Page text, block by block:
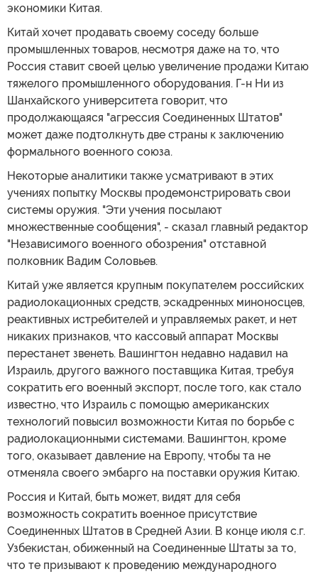
экономики Китая.
Китай хочет продавать своему соседу больше
промышленных товаров, несмотря даже на то, что
Россия ставит своей целью увеличение продажи Китаю
тяжелого промышленного оборудования. Г-н Ни из
Шанхайского университета говорит, что
продолжающаяся "агрессия Соединенных Штатов"
может даже подтолкнуть две страны к заключению
формального военного союза.
Некоторые аналитики также усматривают в этих
учениях попытку Москвы продемонстрировать свои
системы оружия. "Эти учения посылают
множественные сообщения", - сказал главный редактор
"Независимого военного обозрения" отставной
полковник Вадим Соловьев.
Китай уже является крупным покупателем российских
радиолокационных средств, эскадренных миноносцев,
реактивных истребителей и управляемых ракет, и нет
никаких признаков, что кассовый аппарат Москвы
перестанет звенеть. Вашингтон недавно надавил на
Израиль, другого важного поставщика Китая, требуя
сократить его военный экспорт, после того, как стало
известно, что Израиль с помощью американских
технологий повысил возможности Китая по борьбе с
радиолокационными системами. Вашингтон, кроме
того, оказывает давление на Европу, чтобы та не
отменяла своего эмбарго на поставки оружия Китаю.
Россия и Китай, быть может, видят для себя
возможность сократить военное присутствие
Соединенных Штатов в Средней Азии. В конце июля с.г.
Узбекистан, обиженный на Соединенные Штаты за то,
что те призывают к проведению международного